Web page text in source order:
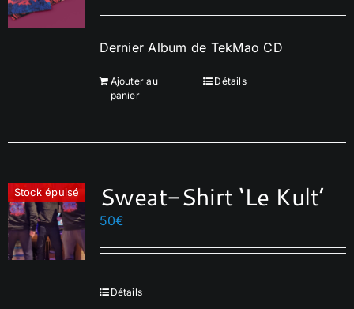
Dernier Album de TekMao CD
Ajouter au
panier
Détails
Stock épuisé Sweat-Shirt ‘Le Kult’
50€
Détails